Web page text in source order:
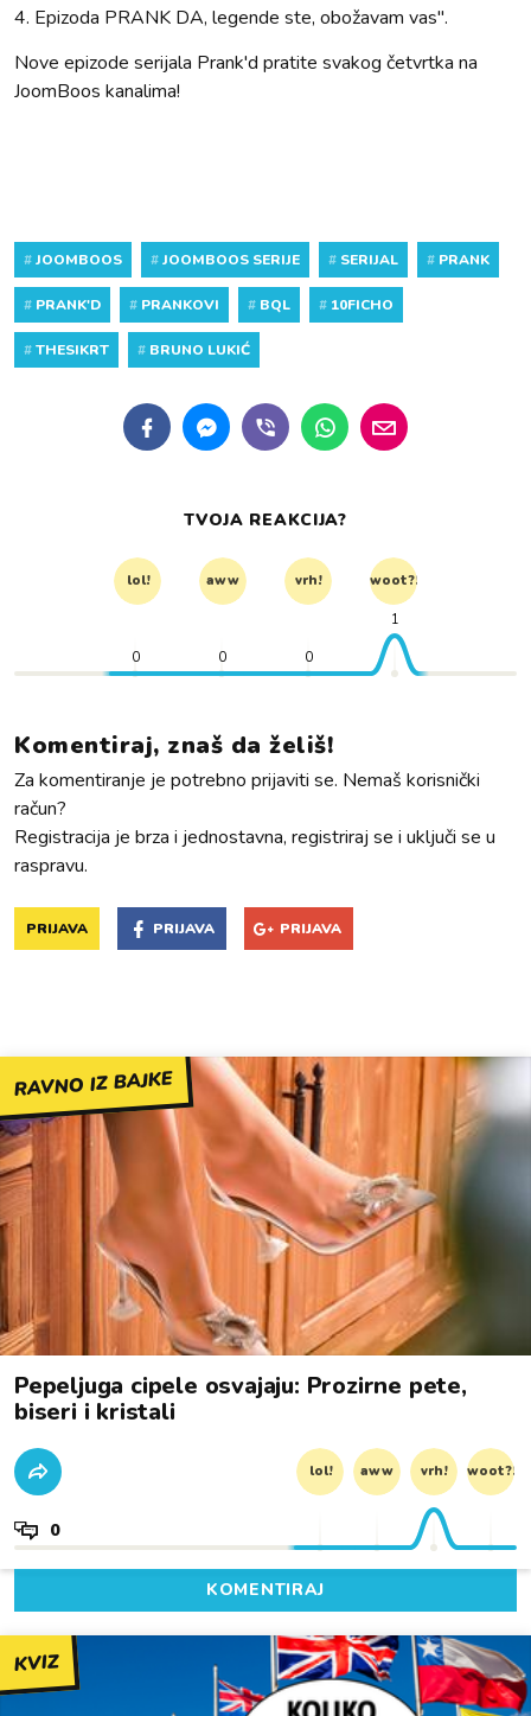
4. Epizoda PRANK DA, legende ste, obožavam vas".
Nove epizode serijala Prank'd pratite svakog četvrtka na
JoomBoos kanalima!
#JOOMBOOS #JOOMBOOS SERIJE # SERIJAL # PRANK
# PRANK'D # PRANKOVI # BQL # 10FICHO
#THESIKRT # BRUNO LUKIĆ
TVOJA REAKCIJA?
lol! aww vrh! woot?!
0 0 0
1
Komentiraj, znaš da želiš!
Za komentiranje je potrebno prijaviti se. Nemaš korisnički
račun?
Registracija je brza i jednostavna, registriraj se i uključi se u
raspravu.
PRIJAVA PRIJAVA PRIJAVA
RAVNO IZ BAJKE
Pepeljuga cipele osvajaju: Prozirne pete,
biseri i kristali
lol! aww vrh! woot?!
0
KOMENTIRAJ
KVIZ